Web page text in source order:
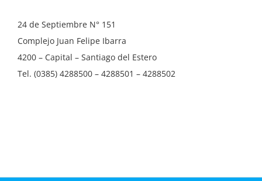
24 de Septiembre N° 151
Complejo Juan Felipe Ibarra
4200 – Capital – Santiago del Estero
Tel. (0385) 4288500 – 4288501 – 4288502